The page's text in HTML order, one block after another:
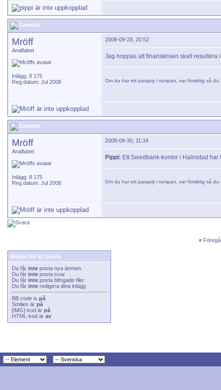
Mröff
Analfabet
Inlägg: 8 175
Reg.datum: Jul 2008
2008-09-28, 20:52
Jag hoppas att finanskrisen skall resultera
Om du har ett paraply i rumpan, var försiktig så
Mröff
Analfabet
Inlägg: 8 175
Reg.datum: Jul 2008
2008-09-30, 11:34
Pippi: Ett Swedbank-kontor i Halmstad
Om du har ett paraply i rumpan, var försiktig så
«
Regler för att posta
Du får inte posta nya ämnen
Du får inte posta svar
Du får inte posta bifogade filer
Du får inte redigera dina inlägg
BB code is på
Smilies är på
[IMG]-kod är på
HTML-kod är av